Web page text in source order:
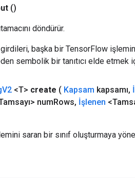
()
döndürür.
başka bir TensorFlow
sembolik bir tanıtıcı elde etmek
V2 <T> create ( Kapsam kapsamı,
numRows, İşlenen
saran bir sınıf oluşturmaya